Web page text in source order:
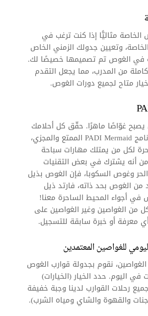
الخاصة مثاليًّا إذا كنت ترغب في
وتعيين جدولك الزمني الخاص
في الغوص تم تصميمها خصيصًا لك.
من المدرب، مما يجعل التقدم
متاح لجميع دورات الغوص.
يصبح غوّاصًا ماهرًا. حقّق كل أحلامك
تحت الماء من خلال برنامج PADI Mermaid الممتع والمجزي،
لكل من يمتلك مهارات سباحة
أنه يشترك في بعض التقنيات
وغوص السكوبا، فإن الغوص بذيل
الغوص بحد ذاته، فارتد ذيل
في أجواء المحيط الساحرة معنا!
من الغواصين وغير الغواصين على
معرفة أو خبرة سابقة للتسجيل.
للغواصين المعتمدين
الغواصين، نقوم بجدولة قوارب الغوص
في اليوم. حدد الخيار (الخيارات)
رحلات القوارب لدينا وجبة خفيفة
والقهوة والشاي ومياه الشرب).